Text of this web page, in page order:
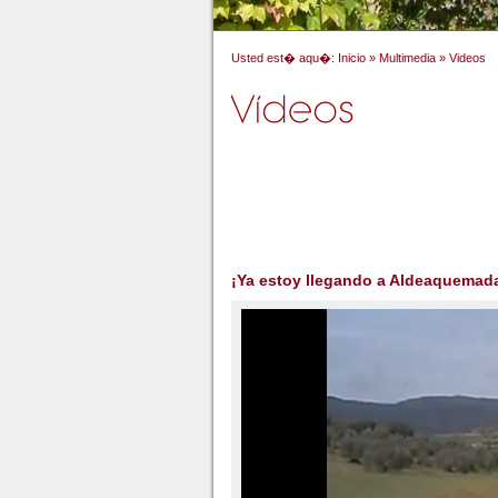
Usted est� aqu�: Inicio » Multimedia » Videos
¡Ya estoy llegando a